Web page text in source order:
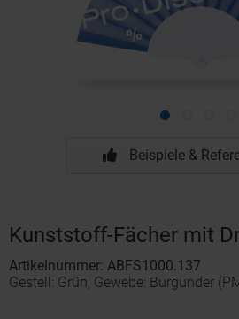
Beispiele &
Kunststoff-Fächer mit
Artikelnummer: ABFS1000.137
Gestell: Grün, Gewebe: Burgunder